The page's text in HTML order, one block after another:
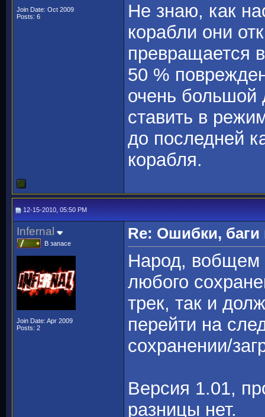
Join Date: Oct 2009
Posts: 6
Не знаю, как
корабли они
превращается
50 %
очень большой
ставить в
до последней
корабля.
12-15-2010, 05:50 PM
Infernal
В запасе
Join Date: Apr 2009
Posts: 2
Re: Ошибки, баги
Народ, вобщем
любого
трек, так и
перейти на
сохранении/
Версия 1.01,
разницы нет.